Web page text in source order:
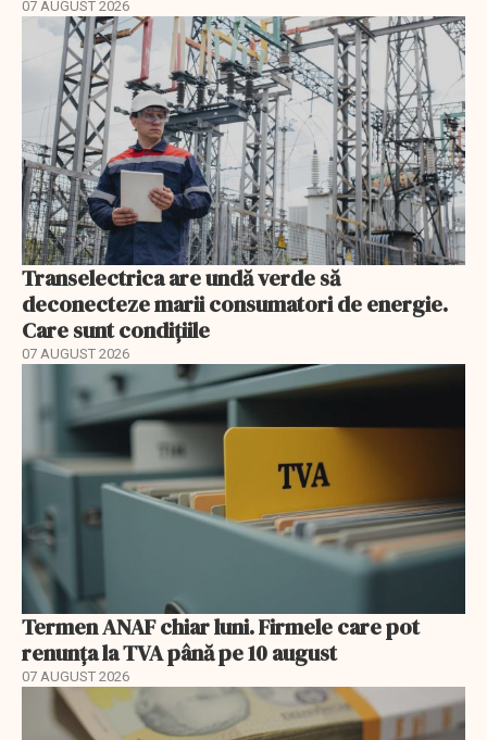
07 AUGUST 2026
Transelectrica are undă verde să
deconecteze marii consumatori de energie.
Care sunt condițiile
07 AUGUST 2026
Termen ANAF chiar luni. Firmele care pot
renunța la TVA până pe 10 august
07 AUGUST 2026